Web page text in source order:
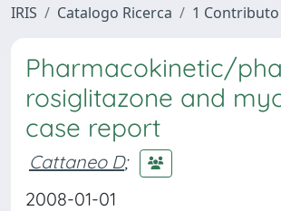
IRIS Catalogo Ricerca 1 Contributo
Pharmacokinetic/
rosiglitazone and
case report
Cattaneo D;
2008-01-01